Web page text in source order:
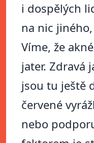
i dospělých
na nic
Víme, že
jater. Zdravá
jsou tu ještě
červené
nebo